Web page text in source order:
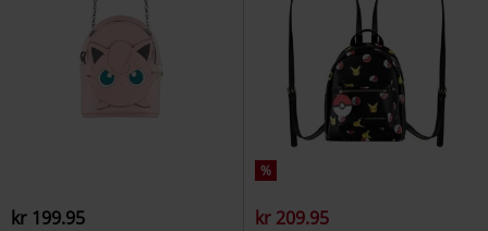
kr 199.95
%
kr 209.95